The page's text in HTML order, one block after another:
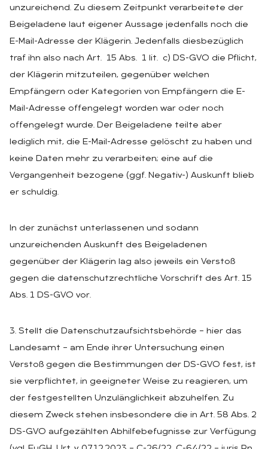
unzureichend. Zu diesem Zeitpunkt verarbeitete der
Beigeladene laut eigener Aussage jedenfalls noch die
E-Mail-Adresse der Klägerin. Jedenfalls diesbezüglich
traf ihn also nach Art. 15 Abs. 1 lit. c) DS-GVO die Pflicht,
der Klägerin mitzuteilen, gegenüber welchen
Empfängern oder Kategorien von Empfängern die E-
Mail-Adresse offengelegt worden war oder noch
offengelegt wurde. Der Beigeladene teilte aber
lediglich mit, die E-Mail-Adresse gelöscht zu haben und
keine Daten mehr zu verarbeiten; eine auf die
Vergangenheit bezogene (ggf. Negativ-) Auskunft blieb
er schuldig.
In der zunächst unterlassenen und sodann
unzureichenden Auskunft des Beigeladenen
gegenüber der Klägerin lag also jeweils ein Verstoß
gegen die datenschutzrechtliche Vorschrift des Art. 15
Abs. 1 DS-GVO vor.
3. Stellt die Datenschutzaufsichtsbehörde – hier das
Landesamt – am Ende ihrer Untersuchung einen
Verstoß gegen die Bestimmungen der DS-GVO fest, ist
sie verpflichtet, in geeigneter Weise zu reagieren, um
der festgestellten Unzulänglichkeit abzuhelfen. Zu
diesem Zweck stehen insbesondere die in Art. 58 Abs. 2
DS-GVO aufgezählten Abhilfebefugnisse zur Verfügung